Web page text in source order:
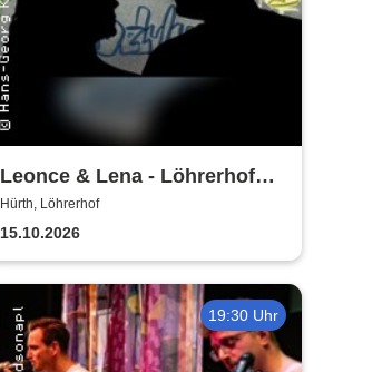
Leonce & Lena - Löhrerhof
Hürth
Hürth, Löhrerhof
15.10.2026
19:30 Uhr